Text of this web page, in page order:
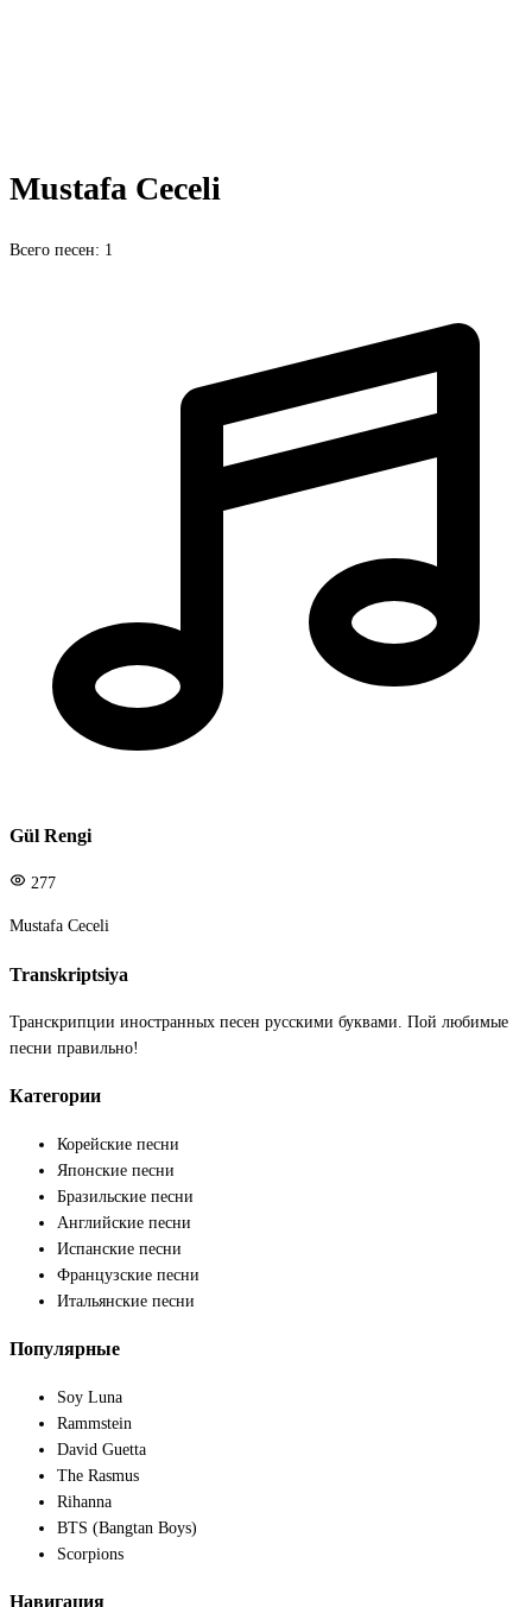
Mustafa Ceceli
Всего песен: 1
Gül Rengi
277
Mustafa Ceceli
Transkriptsiya
Транскрипции иностранных песен русскими буквами. Пой любимые
песни правильно!
Категории
Корейские песни
Японские песни
Бразильские песни
Английские песни
Испанские песни
Французские песни
Итальянские песни
Популярные
Soy Luna
Rammstein
David Guetta
The Rasmus
Rihanna
BTS (Bangtan Boys)
Scorpions
Навигация